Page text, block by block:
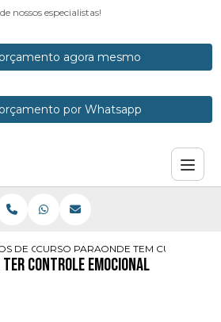
nossos especialistas!
agora mesmo
por Whatsapp
DE CONTROLE EMOCIONAL
CURSO PARA TER CONTROLE
ONDE TEM CURSO
Ter Controle Emocional